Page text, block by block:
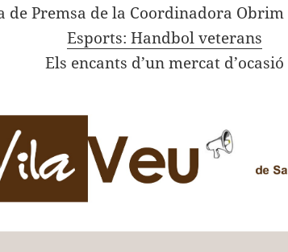
de Premsa de la Coordinadora
Esports: Handbol veterans
Els encants d’un mercat d’ocasió